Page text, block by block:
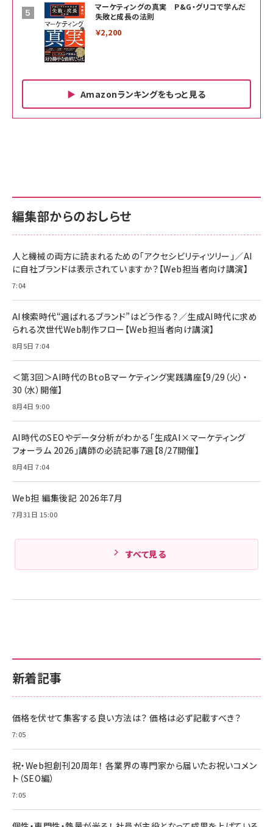
マーケティングの真実 P&G・グリコで学んだ
失敗と成長の法則
￥2,200
Amazonランキングをもっと見る
￥880
anan(アンアン)2026/06/24号 No.2500増
刊 スペシャルエディション[王道エンタメの矜
￥1,100
年後半、あなたの恋と運命／山田涼介]
￥880
Amazonランキングをもっと見る
内サポート正規品 メーカー保証5年
KLMEA128G
NIMASO ガラスフィルム iPhone 17 用 保護
止 貼りやすい ガイド枠付き いPhone17 (6.3
インチ) 対応 2枚セット DSP25F1698
￥1,599
【New】Amazon Fire TV Stick HD | 手軽にスト
レイヤー
￥6,980
Anker Soundcore P31i (Bluetooth 6.1) 【完
全ワイヤレスイヤホン/アクティブノイズキャンセリ
ング/マルチポイント接続 / 最大50時間再生 / PSE
Anker PowerLine III Flow USB-C & USB-C
ケーブル Anker絡まないケーブル 240W 結束バン
ド付き USB PD対応 シリコン素材採用 iPhone
17 / 16 / 15 / Galaxy iPad Pro MacBook
Amazonランキングをもっと見る
内サポート正規品 メーカー保証5年
KLMEA128G
Amazon eギフトカード - Amazonロゴ - ク
￥5,000
ケーブル Anker絡まないケーブル 240W 結束バン
17 / 16 / 15 / Galaxy iPad Pro MacBook
Pro/Air 各種対応 (1.8m ミッドナイトブラック)
￥1,890
キャンペーン】
￥4,857
新着記事
価格を伏せて集客する良い方法は？ 価格は必ず記載すべき？
7:05
祝・Web担創刊20周年！ 各業界の専門家から届いたお祝いコメン
ト（SEO編）
7:05
編集部からのおしらせ
人と機械の両方に読まれるための「アクセシビリティツリー」／AI
に自社ブランドは表示されていますか？【Web担当者向け講演】
7:04
AI検索時代“選ばれるブランド”はどう作る？／生成AI時代に求め
られる次世代Web制作フロー【Web担当者向け講演】
8月5日 7:04
＜第3回＞AI時代のBtoBマーケティング実践講座【9/29（火）・
30（水）開催】
8月4日 9:00
AI時代のSEOやデータ分析がわかる「生成AI×マーケティング
フォーラム 2026」講師の必読記事7選【8/27開催】
8月4日 7:04
Web担 編集後記 2026年7月
7月31日 15:00
すべて見る